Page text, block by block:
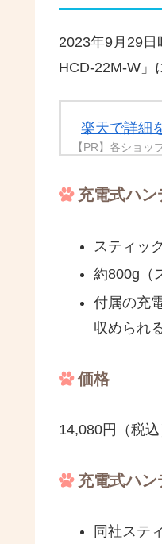
2023年9月29
HCD-22M-W」
楽天で詳細
充電式ハ
スティッ
約800g（
付属の充
収められ
価格
14,080円（税込
充電式ハ
同社ステ